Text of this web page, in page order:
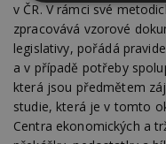
v ČR. V rámci své
zpracovává vzorové
legislativy, pořádá
a v případě potřeby
která jsou předmětem
studie, která je v tomto
Centra ekonomických a
Nezbytně
nutné
soubory
Funkční